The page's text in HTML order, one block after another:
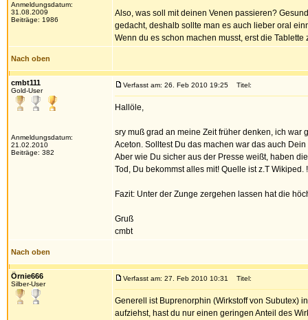
Anmeldungsdatum:
31.08.2009
Beiträge: 1986
Also, was soll mit deinen Venen passieren?
gedacht, deshalb sollte man es auch lieber oral
Wenn du es schon machen musst, erst die
Nach oben
cmbt111
Gold-User
Anmeldungsdatum:
21.02.2010
Beiträge: 382
Verfasst am: 26. Feb 2010 19:25 Titel:
Hallöle,
sry muß grad an meine Zeit früher denken, ich war
Aceton. Solltest Du das machen war das auch
Aber wie Du sicher aus der Presse weißt, haben
Tod, Du bekommst alles mit! Quelle ist z.T Wikiped. !
Fazit: Unter der Zunge zergehen lassen hat die
Gruß
cmbt
Nach oben
Örnie666
Silber-User
Verfasst am: 27. Feb 2010 10:31 Titel:
Generell ist Buprenorphin (Wirkstoff von Subutex)
aufziehst, hast du nur einen geringen Anteil des